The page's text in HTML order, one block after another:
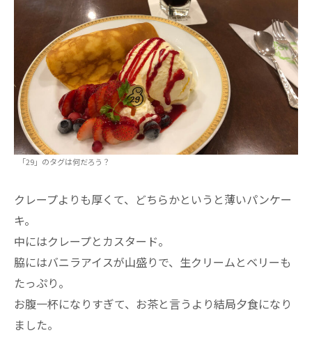
「29」のタグは何だろう？
クレープよりも厚くて、どちらかというと薄いパンケー
キ。
中にはクレープとカスタード。
脇にはバニラアイスが山盛りで、生クリームとベリーも
たっぷり。
お腹一杯になりすぎて、お茶と言うより結局夕食になり
ました。